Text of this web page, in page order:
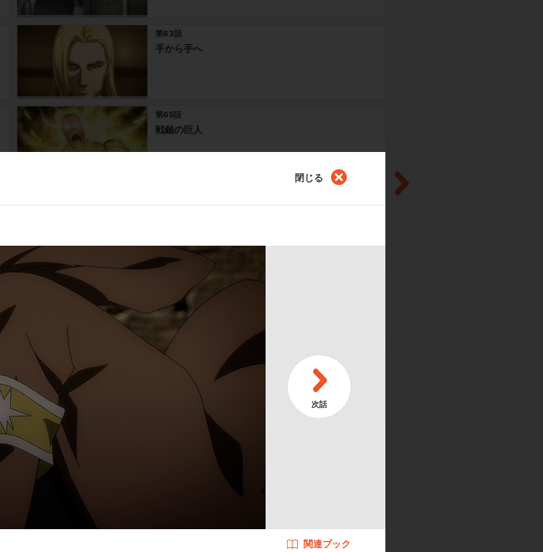
第63話
手から手へ
第65話
戦鎚の巨人
第71話
導く者
ン・アルレルト:井上麻里奈／コニー・スプリンガー:下野 紘／ヒスト
オンハート:嶋村 侑／ライナー・ブラウン:細谷佳正／ハンジ・ゾエ:朴
閉じる
関連ブック